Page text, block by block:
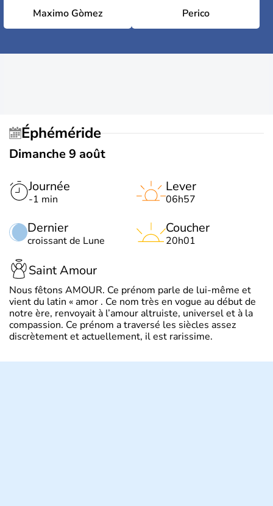
Maximo Gòmez Perico
Éphéméride
Dimanche 9 août
Journée
-1 min
Dernier
croissant de Lune
Lever
06h57
Coucher
20h01
Saint Amour
Nous fêtons AMOUR. Ce prénom parle de lui-même et
vient du latin « amor . Ce nom très en vogue au début de
notre ère, renvoyait à l’amour altruiste, universel et à la
compassion. Ce prénom a traversé les siècles assez
discrètement et actuellement, il est rarissime.